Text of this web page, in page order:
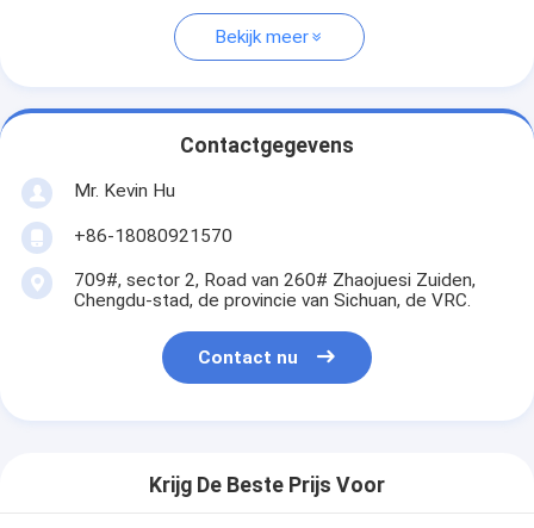
Bekijk meer
Contactgegevens
Mr. Kevin Hu
+86-18080921570
709#, sector 2, Road van 260# Zhaojuesi Zuiden,
Chengdu-stad, de provincie van Sichuan, de VRC.
Contact nu
Krijg De Beste Prijs Voor